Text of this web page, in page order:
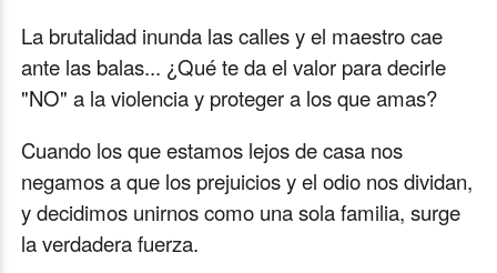
La brutalidad inunda las calles y el maestro cae
ante las balas... ¿Qué te da el valor para decirle
"NO" a la violencia y proteger a los que amas?
Cuando los que estamos lejos de casa nos
negamos a que los prejuicios y el odio nos dividan,
y decidimos unirnos como una sola familia, surge
la verdadera fuerza.